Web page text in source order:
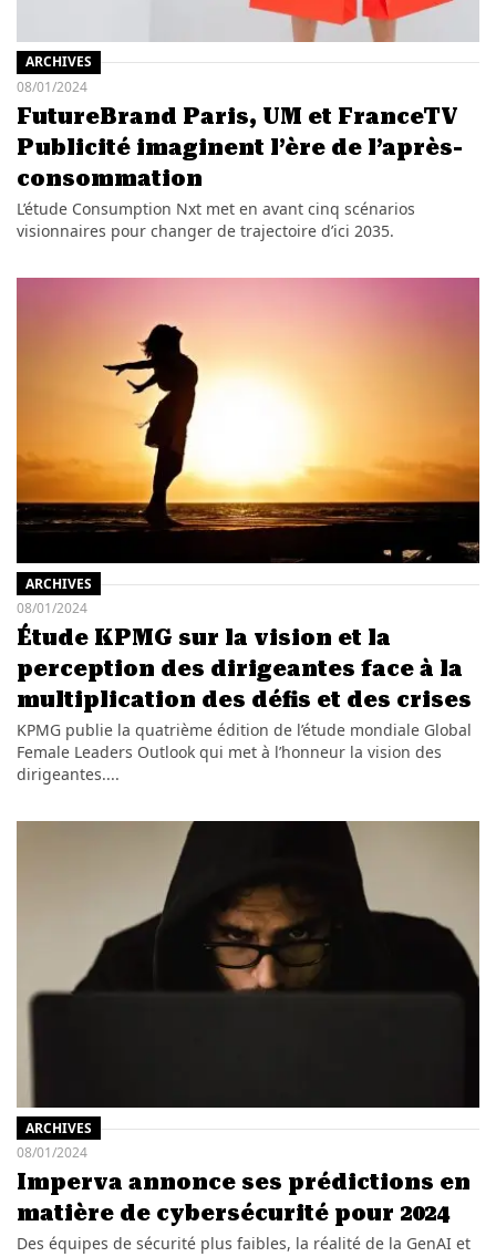
ARCHIVES
08/01/2024
FutureBrand Paris, UM et FranceTV
Publicité imaginent l’ère de l’après-
consommation
L’étude Consumption Nxt met en avant cinq scénarios
visionnaires pour changer de trajectoire d’ici 2035.
ARCHIVES
08/01/2024
Étude KPMG sur la vision et la
perception des dirigeantes face à la
multiplication des défis et des crises
KPMG publie la quatrième édition de l’étude mondiale Global
Female Leaders Outlook qui met à l’honneur la vision des
dirigeantes....
ARCHIVES
08/01/2024
Imperva annonce ses prédictions en
matière de cybersécurité pour 2024
Des équipes de sécurité plus faibles, la réalité de la GenAI et